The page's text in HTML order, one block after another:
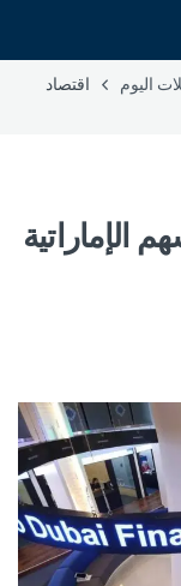
اقتصاد
الإماراتية